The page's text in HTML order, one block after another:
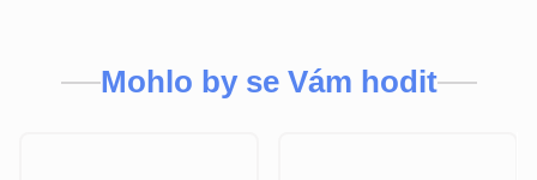
Mohlo by se Vám hodit